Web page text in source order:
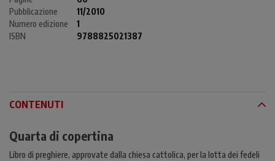
Pubblicazione
11/2010
Numero edizione
1
ISBN
9788825021387
CONTENUTI
Quarta di copertina
Libro di preghiere, approvate dalla chiesa cattolica, per la lotta dei fedeli